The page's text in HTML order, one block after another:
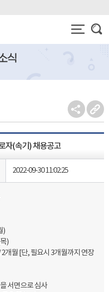
식
자(속기) 채용공고
2022-09-30 11:02:25
)
)
/ 2개월 [단, 필요시 3개월까지 연장
서면으로 심사